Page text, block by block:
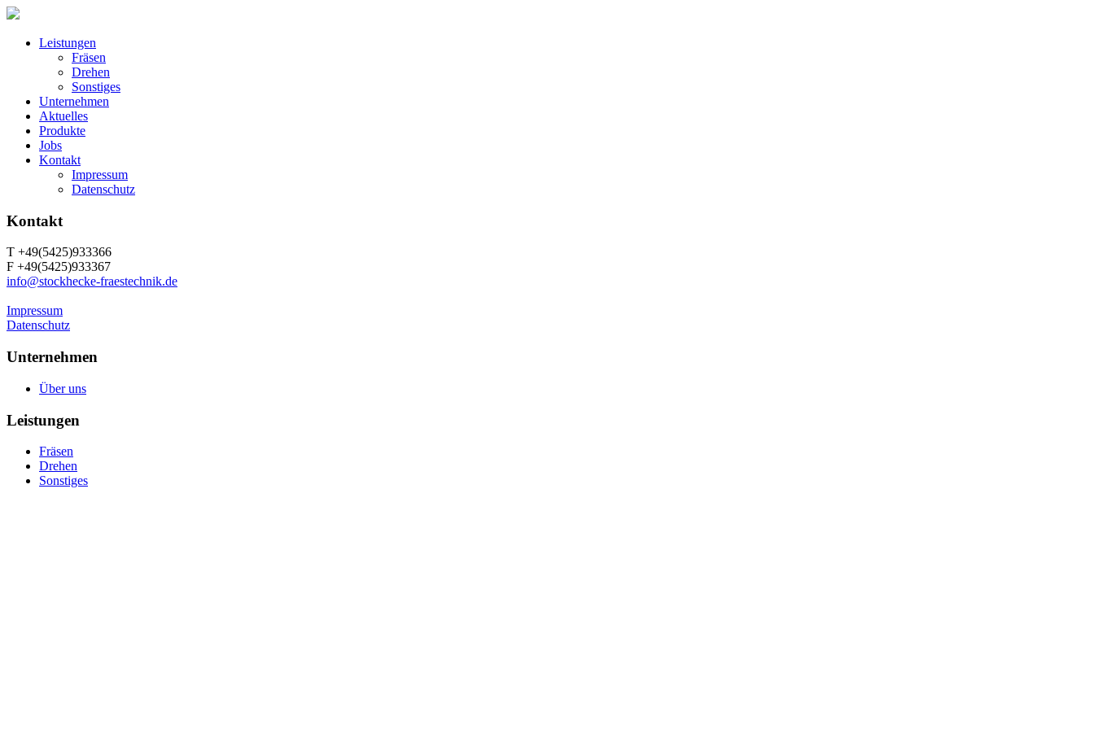
Leistungen
Fräsen
Drehen
Sonstiges
Unternehmen
Aktuelles
Produkte
Jobs
Kontakt
Impressum
Datenschutz
Kontakt
T +49(5425)933366
F +49(5425)933367
info@stockhecke-fraestechnik.de
Impressum
Datenschutz
Unternehmen
Über uns
Leistungen
Fräsen
Drehen
Sonstiges